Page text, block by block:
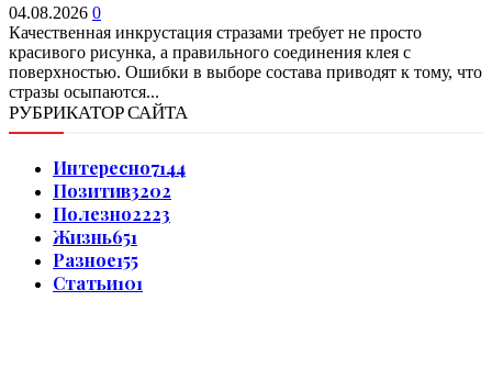
04.08.2026 0
Качественная инкрустация стразами требует не просто
красивого рисунка, а правильного соединения клея с
поверхностью. Ошибки в выборе состава приводят к тому, что
стразы осыпаются...
РУБРИКАТОР САЙТА
Интересно7144
Позитив3202
Полезно2223
Жизнь651
Разное155
Статьи101